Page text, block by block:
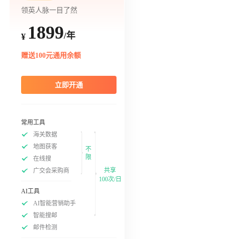
领英人脉一目了然
¥ 1899/年
赠送100元通用余额
立即开通
常用工具
海关数据
地图获客
在线搜
广交会采购商
不
限
AI工具
AI智能营销助手
智能搜邮
邮件检测
共享
100次/日